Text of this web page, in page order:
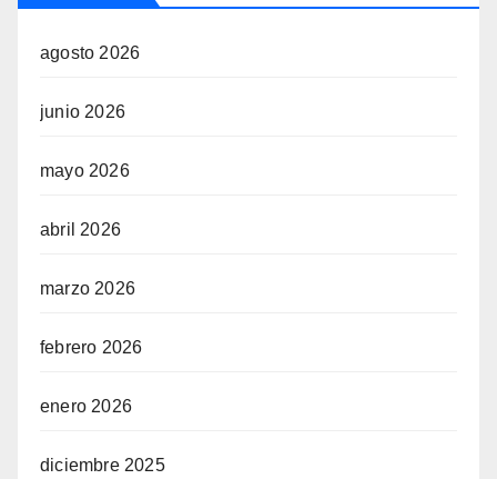
agosto 2026
junio 2026
mayo 2026
abril 2026
marzo 2026
febrero 2026
enero 2026
diciembre 2025